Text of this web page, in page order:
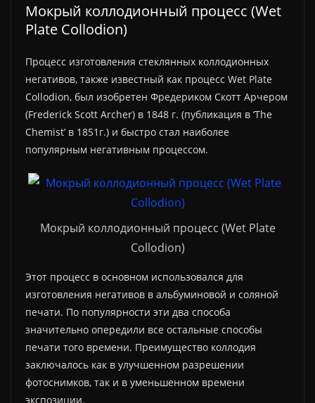
Мокрый коллодионный процесс (Wet
Plate Collodion)
Процесс изготовления стеклянных коллодионных
негативов, также известный как процесс Wet Plate
Collodion, был изобретен Фредериком Скотт Арчером
(Frederick Scott Archer) в 1848 г. (публикация в ‘The
Chemist’ в 1851г.) и быстро стал наиболее
популярным негативным процессом.
Мокрый коллодионный процесс (Wet Plate
Collodion)
Этот процесс в основном использовался для
изготовления негативов в альбуминовой и соляной
печати. По популярности эти два способа
значительно опередили все остальные способы
печати того времени. Преимущество коллодия
заключалось как в улучшенном разрешении
фотоснимков, так и в уменьшенном времени
экспозиции.